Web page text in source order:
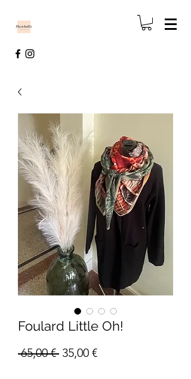
Foulard Little Oh!
65,00 € Prix
35,00 €Prix